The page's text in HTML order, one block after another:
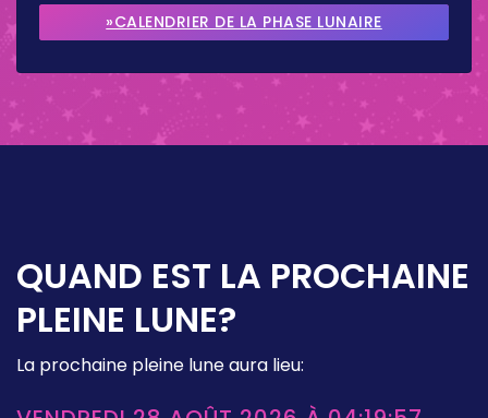
SEPTEMBRE 2026
»CALENDRIER DE LA PHASE LUNAIRE
QUAND EST LA PROCHAINE
PLEINE LUNE?
La prochaine pleine lune aura lieu: